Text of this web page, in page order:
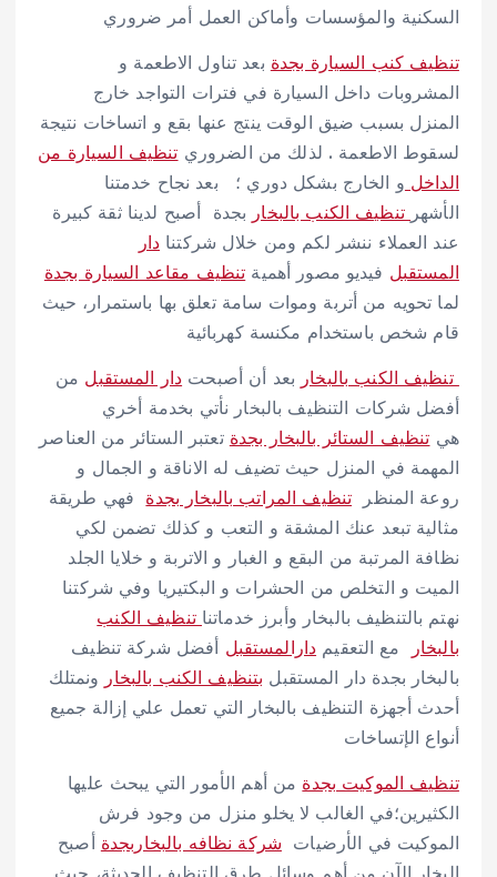
السكنية والمؤسسات وأماكن العمل أمر ضروري
تنظيف كنب السيارة بجدة بعد تناول الاطعمة و
المشروبات داخل السيارة في فترات التواجد خارج
المنزل بسبب ضيق الوقت ينتج عنها بقع و اتساخات نتيجة
لسقوط الاطعمة . لذلك من الضروري تنظيف السيارة من
الداخل و الخارج بشكل دوري ؛ بعد نجاح خدمتنا
الأشهر تنظيف الكنب بالبخار بجدة أصبح لدينا ثقة كبيرة
عند العملاء ننشر لكم ومن خلال شركتنادار
المستقبل فيديو مصور أهمية تنظيف مقاعد السيارة بجدة
لما تحويه من أتربة وموات سامة تعلق بها باستمرار، حيث
قام شخص باستخدام مكنسة كهربائية
تنظيف الكنب بالبخار بعد أن أصبحت دار المستقبل من
أفضل شركات التنظيف بالبخار نأتي بخدمة أخري
هي تنظيف الستائر بالبخار بجدة تعتبر الستائر من العناصر
المهمة في المنزل حيث تضيف له الاناقة و الجمال و
روعة المنظر تنظيف المراتب بالبخار بجدة فهي طريقة
مثالية تبعد عنك المشقة و التعب و كذلك تضمن لكي
نظافة المرتبة من البقع و الغبار و الاتربة و خلايا الجلد
الميت و التخلص من الحشرات و البكتيريا وفي شركتنا
نهتم بالتنظيف بالبخار وأبرز خدماتنا تنظيف الكنب
بالبخار
مع التعقيم دارالمستقبل أفضل شركة تنظيف
بالبخار بجدة دار المستقبل بتنظيف الكنب بالبخار ونمتلك
أحدث أجهزة التنظيف بالبخار التي تعمل علي إزالة جميع
أنواع الإتساخات
تنظيف الموكيت بجدة من أهم الأمور التي يبحث عليها
الكثيرين؛في الغالب لا يخلو منزل من وجود فرش
الموكيت في الأرضيات شركة نظافه بالبخاربجدة أصبح